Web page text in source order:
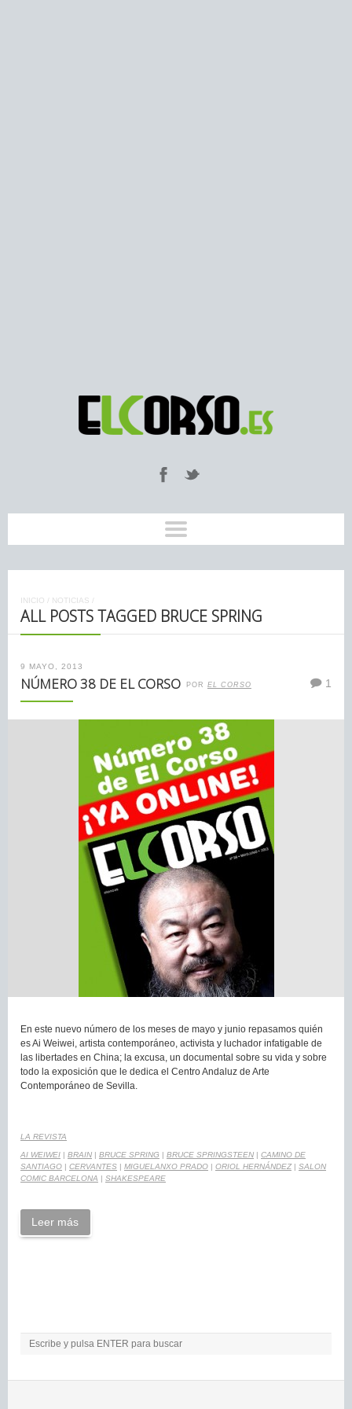
INICIO / NOTICIAS /
ALL POSTS TAGGED BRUCE SPRING
9 MAYO, 2013
NÚMERO 38 DE EL CORSO POR EL CORSO 1
En este nuevo número de los meses de mayo y junio repasamos quién
es Ai Weiwei, artista contemporáneo, activista y luchador infatigable de
las libertades en China; la excusa, un documental sobre su vida y sobre
todo la exposición que le dedica el Centro Andaluz de Arte
Contemporáneo de Sevilla.
LA REVISTA
AI WEIWEI | BRAIN | BRUCE SPRING | BRUCE SPRINGSTEEN | CAMINO DE
SANTIAGO | CERVANTES | MIGUELANXO PRADO | ORIOL HERNÁNDEZ| SALON
COMIC BARCELONA | SHAKESPEARE
Leer más